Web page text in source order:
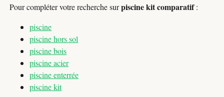
Pour compléter votre recherche surpiscine kit comparatif:
piscine
piscine hors sol
piscine bois
piscine acier
piscine enterrée
piscine kit